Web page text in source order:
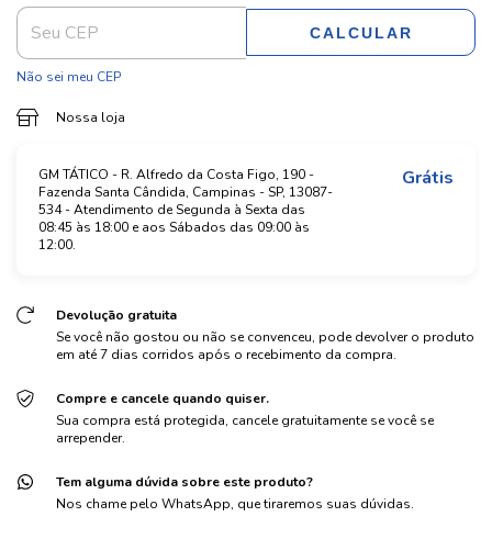
CALCULAR
Não sei meu CEP
Nossa loja
GM TÁTICO - R. Alfredo da Costa Figo, 190 -
Fazenda Santa Cândida, Campinas - SP, 13087-
534 - Atendimento de Segunda à Sexta das
08:45 às 18:00 e aos Sábados das 09:00 às
12:00.
Grátis
Devolução gratuita
Se você não gostou ou não se convenceu, pode devolver o produto
em até 7 dias corridos após o recebimento da compra.
Compre e cancele quando quiser.
Sua compra está protegida, cancele gratuitamente se você se
arrepender.
Tem alguma dúvida sobre este produto?
Nos chame pelo WhatsApp, que tiraremos suas dúvidas.